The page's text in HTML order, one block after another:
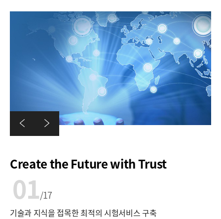
Create the Future with Trust
01/17
기술과 지식을 접목한 최적의 시험서비스 구축
02
03
04
05
06
07
08
09
10
11 12
13
141516
17